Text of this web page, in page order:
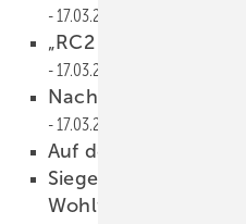
17.03.2022
„RC2 reicht nur für
17.03.2022
Nachhaltiger denn
17.03.2022
Auf den Schwingen
Siegenia Portal HS
Wohlfühlorte